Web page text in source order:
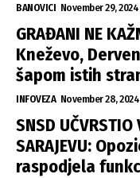
BANOVICI November 29, 2024
GRAĐANI NE
Kneževo,
šapom istih
INFOVEZA November 28, 2024
SNSD UČVRSTIO
SARAJEVU:
raspodjela